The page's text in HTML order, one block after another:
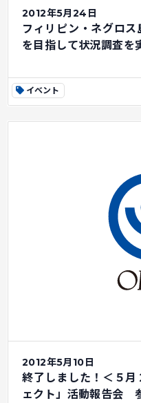
2012年5月24日
フィリピン・ネグロ
を目指して状況調査を
イベント
2012年5月10日
終了しました！＜５
ェクト」活動報告会